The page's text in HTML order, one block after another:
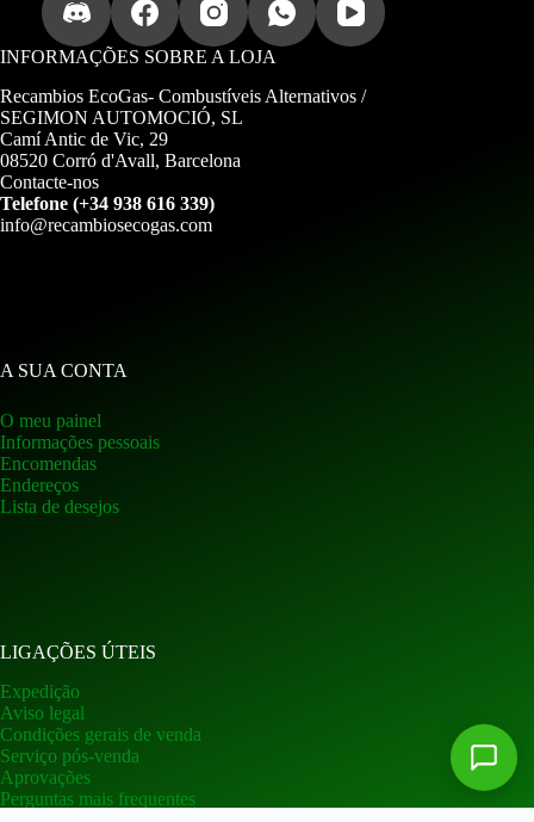
o
m
a
c
i
ó
n
INFORMAÇÕES SOBRE A LOJA
Recambios EcoGas- Combustíveis Alternativos /
SEGIMON AUTOMOCIÓ, SL
Camí Antic de Vic, 29
08520 Corró d'Avall, Barcelona
Contacte-nos
Telefone (+34 938 616 339)
info@recambiosecogas.com
A SUA CONTA
O meu painel
Informações pessoais
Encomendas
Endereços
Lista de desejos
LIGAÇÕES ÚTEIS
Expedição
Aviso legal
Condições gerais de venda
Serviço pós-venda
Aprovações
Perguntas mais frequentes